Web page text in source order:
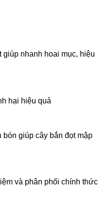
giúp nhanh hoai mục, hiệu
hại hiệu quả
giúp cây bắn đọt mập
và phân phối chính thức